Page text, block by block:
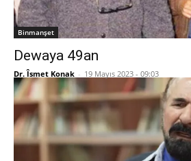
Binmanşet
Dewaya 49an
Dr. Îsmet Konak - 19 Mayıs 2023 - 09:03